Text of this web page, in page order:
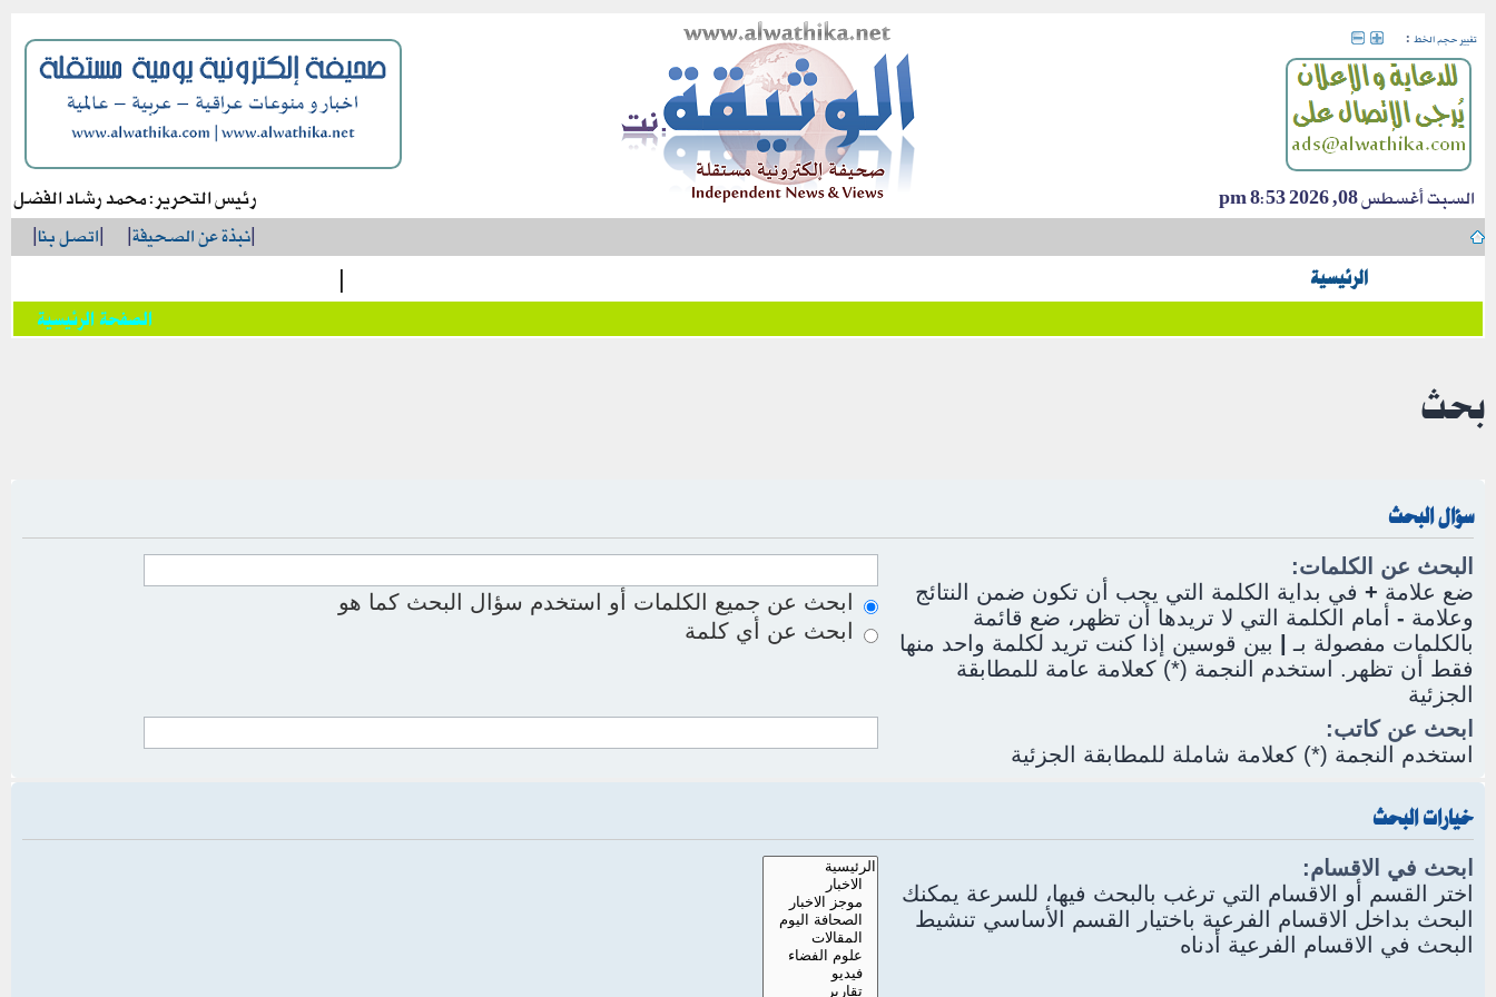
تغيير حجم الخط :
السبت أغسطس 08, 2026 8:53 pm رئيس التحرير: محمد رشاد الفضل
|نبذة عن الصحيفة|
|اتصل بنا|
الرئيسية |
الصفحة الرئيسية
بحث
سؤال البحث
البحث عن الكلمات:
ضع علامة + في بداية الكلمة التي يجب أن تكون ضمن النتائج
وعلامة - أمام الكلمة التي لا تريدها أن تظهر، ضع قائمة
بالكلمات مفصولة بـ | بين قوسين إذا كنت تريد لكلمة واحد منها
فقط أن تظهر. استخدم النجمة (*) كعلامة عامة للمطابقة
الجزئية
ابحث عن جميع الكلمات أو استخدم سؤال البحث كما هو
ابحث عن أي كلمة
ابحث عن كاتب:
استخدم النجمة (*) كعلامة شاملة للمطابقة الجزئية
خيارات البحث
ابحث في الاقسام:
اختر القسم أو الاقسام التي ترغب بالبحث فيها، للسرعة يمكنك
البحث بداخل الاقسام الفرعية باختيار القسم الأساسي تنشيط
البحث في الاقسام الفرعية أدناه